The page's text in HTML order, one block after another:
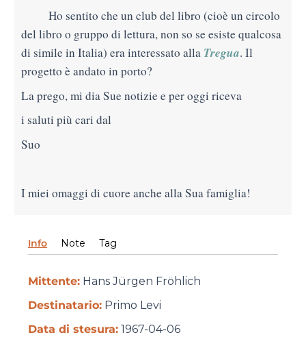
Ho sentito che un club del libro (cioè un circolo
del libro o gruppo di lettura, non so se esiste qualcosa
di simile in Italia) era interessato alla Tregua. Il
progetto è andato in porto?
La prego, mi dia Sue notizie e per oggi riceva
i saluti più cari dal
Suo
I miei omaggi di cuore anche alla Sua famiglia!
Info Note Tag
Mittente: Hans Jürgen Fröhlich
Destinatario: Primo Levi
Data di stesura: 1967-04-06